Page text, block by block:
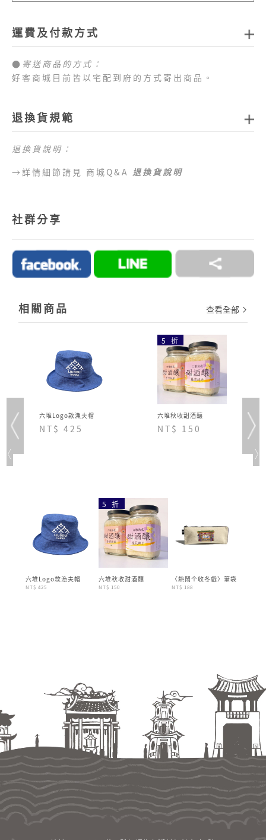
運費及付款方式
● 寄送商品的方式：
好客商城目前皆以宅配到府的方式寄出商品。
1.全站消費滿新臺幣
區 （澎湖、金門、馬祖、綠島、蘭嶼、小琉球等地
區）及海外地區暫不提供配送服務，敬請見諒。
ATM、ATM櫃台機、超商代碼繳費。
→詳情細節請見 商城Q&A購物說明
退換貨規範
退換貨說明：
→詳情細節請見 商城Q&A 退換貨說明
社群分享
相關商品 查看全部
六堆Logo款漁夫帽
NT$ 425
5 折
六堆秋收甜酒釀
NT$ 150
六堆Logo款漁夫帽
NT$ 425
5 折
六堆秋收甜酒釀
NT$ 150
〈熱鬧个收冬戲〉筆袋
NT$ 188